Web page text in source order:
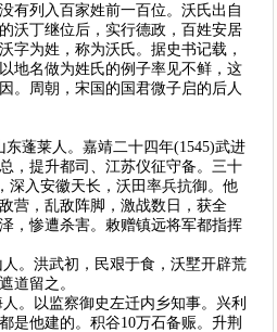
有列入百家姓前一百位。沃氏出自
沃丁继位后，实行德政，百姓安居
字为姓，称为沃氏。据史书记载，
地名做为姓氏的例子率见不鲜，这
。周朝，宋国的国君微子启的后人
东蓬莱人。嘉靖二十四年(1545)武进
，提升都司、江苏仪征守备。三十
深入安徽天长，沃田率兵抗御。他
营，乱敌阵脚，激战数日，获全
，惨遭杀害。敕赠镇远将军都指挥
。洪武初，民艰于食，沃墅开辟荒
道留之。
。以监察御史左迁内乡知事。兴利
是他建的。积谷10万石备赈。升荆